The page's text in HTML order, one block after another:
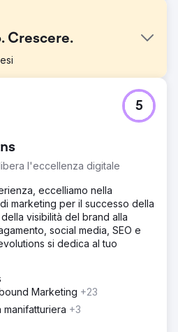
Crescere.
settore delle
utilizzava una gamma
di marketing, ha deciso di
Confidando nella nostra spinta
ci hanno incaricato di
sapendo che richiedeva
costante e iterazioni.
completo, integrando ogni
di mercato,
design creativo, campagne
Il nostro impegno end-
e una gestione senza
di Build. Lancio.
l'eccellenza digitale
5
eccelliamo nella
marketing per il successo della
visibilità del brand alla
social media, SEO e
si dedica al tuo
Marketing +23
manifatturiera +3